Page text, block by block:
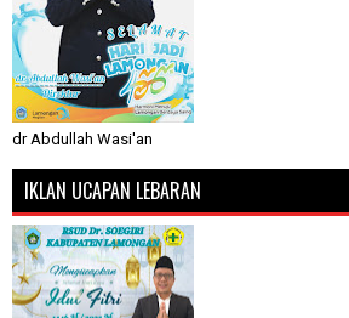
dr Abdullah Wasi'an
IKLAN UCAPAN LEBARAN